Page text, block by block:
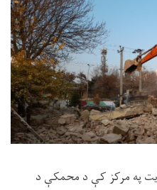
په مرکز کې د محمکې د